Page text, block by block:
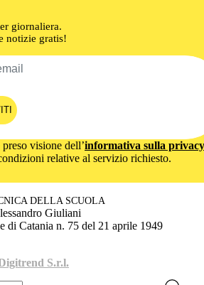
giornaliera.
notizie gratis!
visione dell’informativa sulla privacy
relative al servizio richiesto.
DELLA SCUOLA
Giuliani
di Catania n. 75 del 21 aprile 1949
S.r.l.